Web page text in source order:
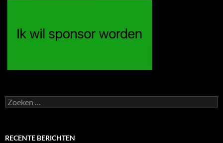
Zoeken
naar:
RECENTE BERICHTEN